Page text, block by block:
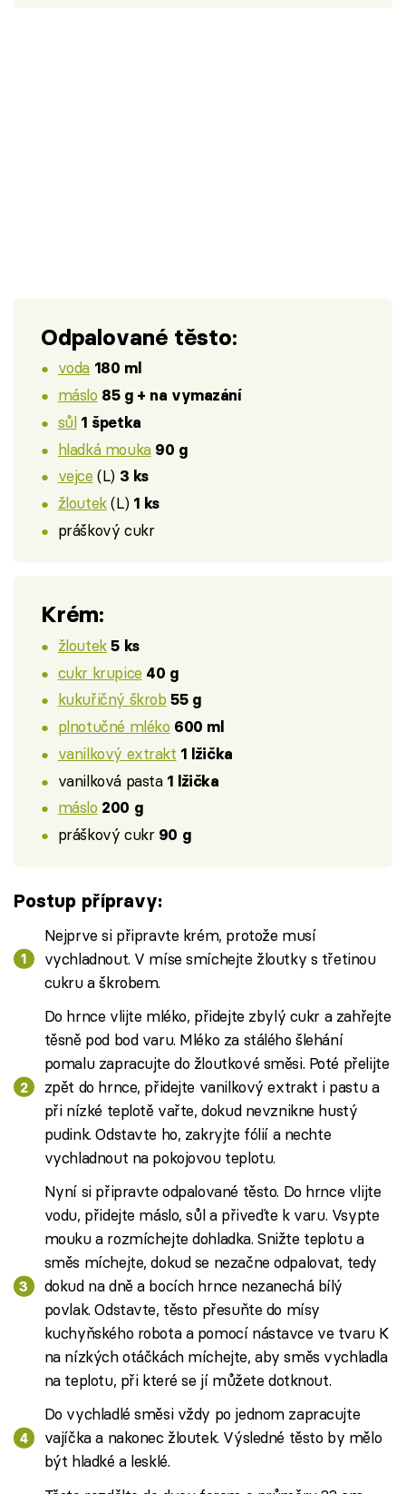
Odpalované těsto:
voda 180 ml
máslo 85 g + na vymazání
sůl 1 špetka
hladká mouka 90 g
vejce (L) 3 ks
žloutek(L) 1 ks
práškový cukr
Krém:
žloutek 5 ks
cukr krupice 40 g
kukuřičný škrob 55 g
plnotučné mléko 600 ml
vanilkový extrakt 1 lžička
vanilková pasta 1 lžička
máslo 200 g
práškový cukr 90 g
Postup přípravy:
Nejprve si připravte krém, protože musí
vychladnout. V míse smíchejte žloutky s třetinou
cukru a škrobem.
Do hrnce vlijte mléko, přidejte zbylý cukr a zahřejte
těsně pod bod varu. Mléko za stálého šlehání
pomalu zapracujte do žloutkové směsi. Poté přelijte
zpět do hrnce, přidejte vanilkový extrakt i pastu a
při nízké teplotě vařte, dokud nevznikne hustý
pudink. Odstavte ho, zakryjte fólií a nechte
vychladnout na pokojovou teplotu.
Nyní si připravte odpalované těsto. Do hrnce vlijte
vodu, přidejte máslo, sůl a přiveďte k varu. Vsypte
mouku a rozmíchejte dohladka. Snižte teplotu a
směs míchejte, dokud se nezačne odpalovat, tedy
dokud na dně a bocích hrnce nezanechá bílý
povlak. Odstavte, těsto přesuňte do mísy
kuchyňského robota a pomocí nástavce ve tvaru K
na nízkých otáčkách míchejte, aby směs vychladla
na teplotu, při které se jí můžete dotknout.
Do vychladlé směsi vždy po jednom zapracujte
vajíčka a nakonec žloutek. Výsledné těsto by mělo
být hladké a lesklé.